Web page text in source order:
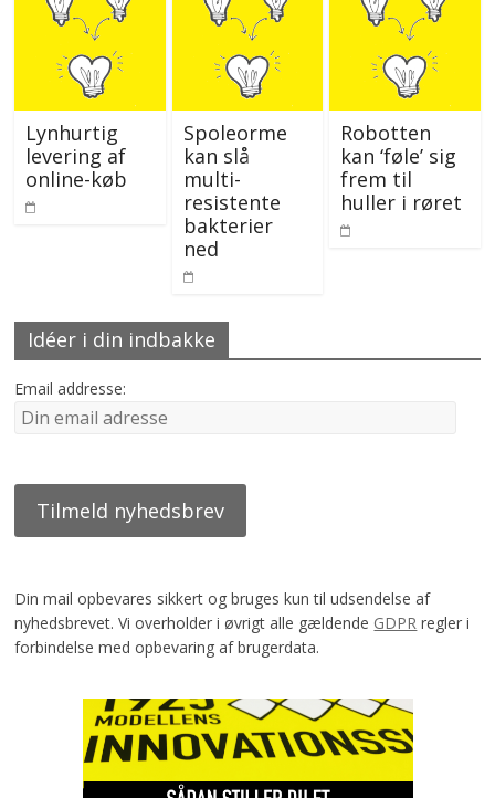
Lynhurtig
levering af
online-køb
Spoleorme
kan slå
multi-
resistente
bakterier
ned
Robotten
kan ‘føle’ sig
frem til
huller i røret
Idéer i din indbakke
Email addresse:
Din mail opbevares sikkert og bruges kun til udsendelse af
nyhedsbrevet. Vi overholder i øvrigt alle gældende GDPR regler i
forbindelse med opbevaring af brugerdata.